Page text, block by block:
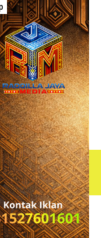
Oskar